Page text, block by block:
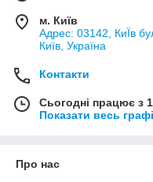
м. Київ
Адрес: 03142, КиЇв
Київ, Україна
Контакти
Сьогодні працює з
Показати весь
Про нас